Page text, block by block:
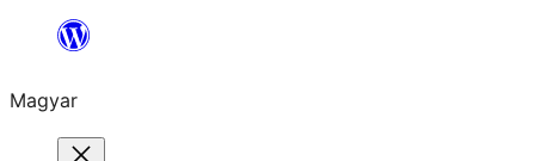
Ugrás
tartalomhoz
Magyar